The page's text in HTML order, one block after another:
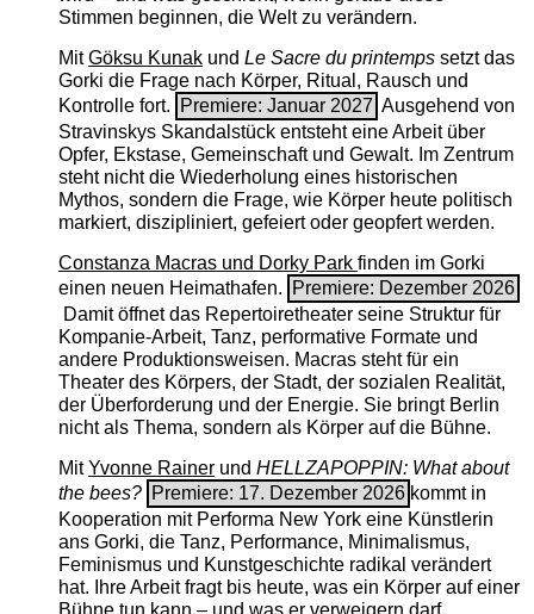
Stimmen beginnen, die Welt zu verändern.
MitGöksu Kunakund Le Sacre du printempssetzt das
Gorki die Frage nach Körper, Ritual, Rausch und
Kontrolle fort.
Premiere: Januar 2027 Ausgehend von
Stravinskys Skandalstück entsteht eine Arbeit über
Opfer, Ekstase, Gemeinschaft und Gewalt. Im Zentrum
steht nicht die Wiederholung eines historischen
Mythos, sondern die Frage, wie Körper heute politisch
markiert, diszipliniert, gefeiert oder geopfert werden.
Constanza Macras und Dorky Park finden im Gorki
einen neuen Heimathafen.
Premiere: Dezember 2026
Damit öffnet das Repertoiretheater seine Struktur für
Kompanie-Arbeit, Tanz, performative Formate und
andere Produktionsweisen. Macras steht für ein
Theater des Körpers, der Stadt, der sozialen Realität,
der Überforderung und der Energie. Sie bringt Berlin
nicht als Thema, sondern als Körper auf die Bühne.
MitYvonne Rainerund HELLZAPOPPIN: What about
the bees? Premiere: 17. Dezember 2026 kommt in
Kooperation mit Performa New York eine Künstlerin
ans Gorki, die Tanz, Performance, Minimalismus,
Feminismus und Kunstgeschichte radikal verändert
hat. Ihre Arbeit fragt bis heute, was ein Körper auf einer
Bühne tun kann – und was er verweigern darf.